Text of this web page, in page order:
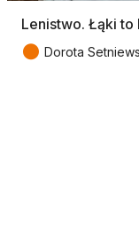
Lenistwo. Łąki
● Dorota